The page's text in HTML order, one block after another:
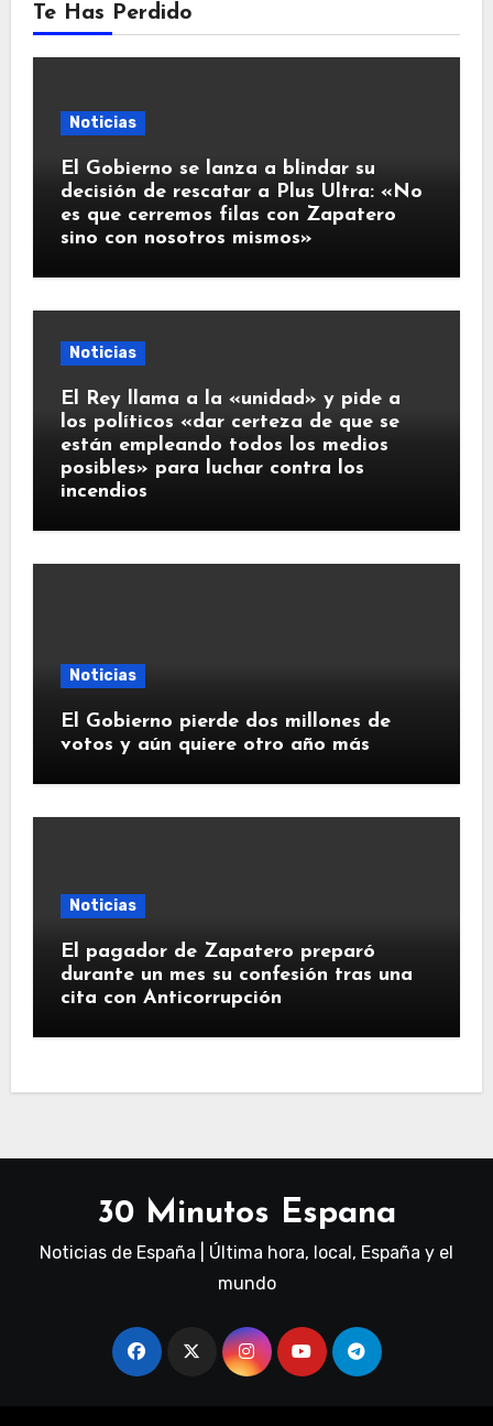
Te Has Perdido
Noticias
El Gobierno se lanza a blindar su
decisión de rescatar a Plus Ultra: «No
es que cerremos filas con Zapatero
sino con nosotros mismos»
Noticias
El Rey llama a la «unidad» y pide a
los políticos «dar certeza de que se
están empleando todos los medios
posibles» para luchar contra los
incendios
Noticias
El Gobierno pierde dos millones de
votos y aún quiere otro año más
Noticias
El pagador de Zapatero preparó
durante un mes su confesión tras una
cita con Anticorrupción
30 Minutos Espana
Noticias de España | Última hora, local, España y el
mundo